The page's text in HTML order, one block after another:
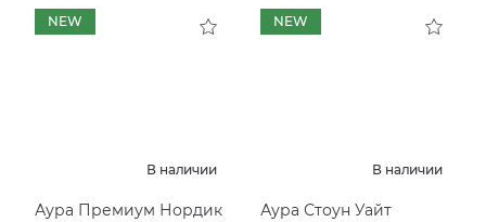
NEW
В наличии
Аура Премиум Нордик
NEW
В наличии
Аура Стоун Уайт